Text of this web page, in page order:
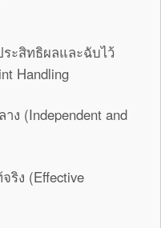
ระสิทธิผลและฉับไว้
Handling
ง (Independent and
ริง (Effective